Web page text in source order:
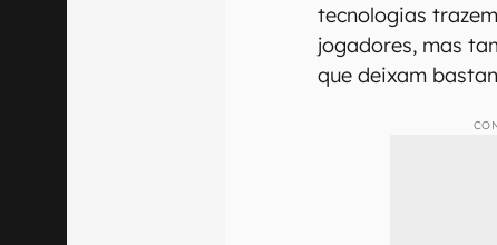
tecnologias
jogadores, mas
que deixam